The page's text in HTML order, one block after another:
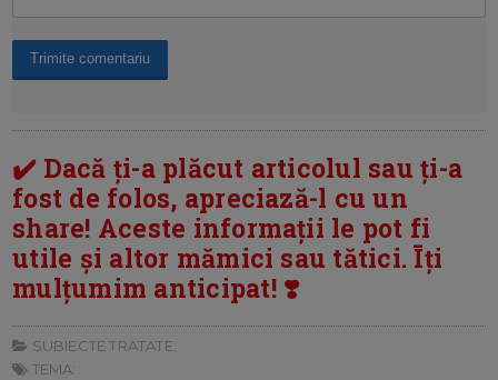
✔️ Dacă ți-a plăcut articolul sau ți-a
fost de folos, apreciază-l cu un
share! Aceste informații le pot fi
utile și altor mămici sau tătici. Īți
mulțumim anticipat! ❣️
SUBIECTE TRATATE:
TEMA: